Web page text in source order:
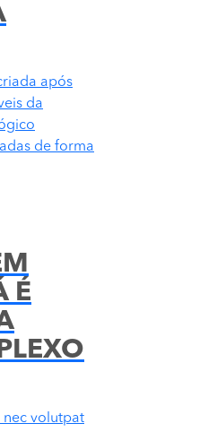
após
da
de forma
É
nec volutpat